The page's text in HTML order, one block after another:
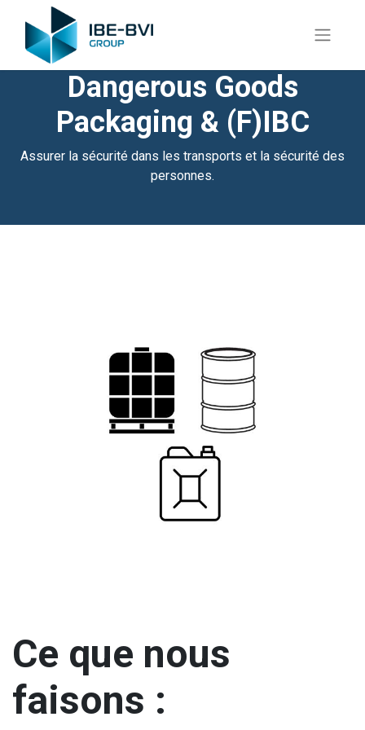
Dangerous Goods
Packaging & (F)IBC
Assurer la sécurité dans les transports et la sécurité des
personnes.
Ce que nous
faisons :